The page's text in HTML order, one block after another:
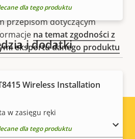
dla tego produktu
i dodatki
Wireless Installation
w zasięgu ręki
dla tego produktu
kontroli eksportu, a
przepisom dotyczącym
na temat zgodności z
eksportu danego produktu